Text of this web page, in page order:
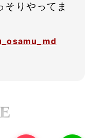
そりやってま